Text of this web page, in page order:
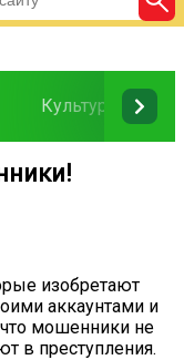
Культура
изобретают
аккаунтами и
мошенники не
в преступления.